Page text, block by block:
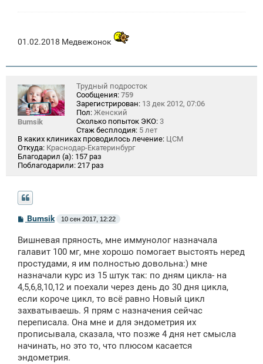
01.02.2018 Медвежонок
Bumsik
Трудный подросток
Сообщения: 759
Зарегистрирован: 13 дек 2012, 07:06
Пол: Женский
Сколько попыток ЭКО: 3
Стаж бесплодия: 5 лет
В каких клиниках проводилось лечение: ЦСМ
Откуда: Краснодар-Екатеринбург
Благодарил (а): 157 раз
Поблагодарили: 217 раз
С
б
щ
н
и
е
Bumsik 10 сен 2017, 12:22
Вишневая пряность, мне иммунолог назначала
галавит 100 мг, мне хорошо помогает выстоять неред
простудами, я им полностью довольна:) мне
назначали курс из 15 штук так: по дням цикла- на
4,5,6,8,10,12 и поехали через день до 30 дня цикла,
если короче цикл, то всё равно Новый цикл
захватываешь. Я прям с назначения сейчас
переписала. Она мне и для эндометрия их
прописывала, сказала, что позже 4 дня нет смысла
начинать, но это то, что плюсом касается
эндометрия.